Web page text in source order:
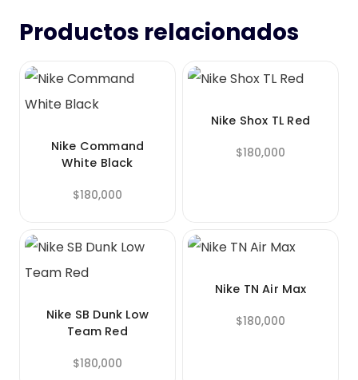
Productos relacionados
Nike Command
White Black
$180,000
Nike Shox TL Red
$180,000
Nike SB Dunk Low
Team Red
$180,000
Nike TN Air Max
$180,000